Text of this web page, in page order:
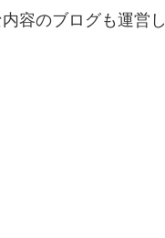
容のブログも運営し